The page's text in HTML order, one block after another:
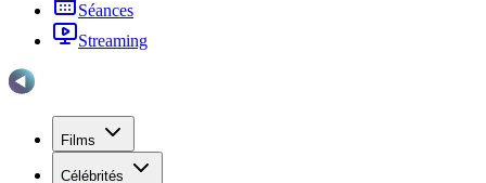
Séances
Streaming
Films
Célébrités